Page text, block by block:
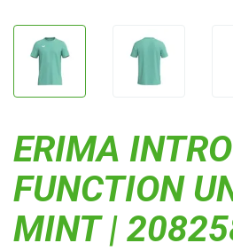
ERIMA
FUNCTION
MINT |